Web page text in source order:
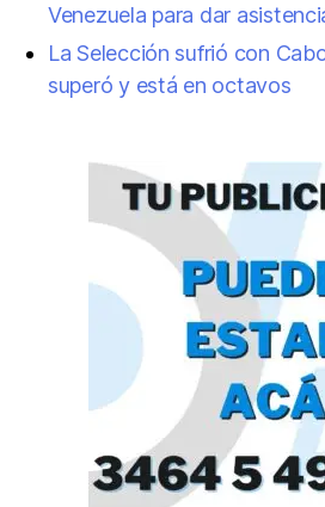
Venezuela para dar
La Selección sufrió con
superó y está en octavos